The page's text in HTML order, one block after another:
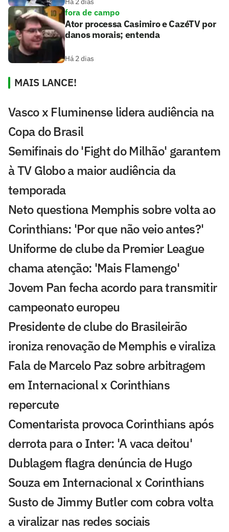
fora de campo
Ator processa Casimiro e CazéTV por
danos morais; entenda
Há 2 dias
MAIS LANCE!
Vasco x Fluminense lidera audiência na
Copa do Brasil
Semifinais do 'Fight do Milhão' garantem
à TV Globo a maior audiência da
temporada
Neto questiona Memphis sobre volta ao
Corinthians: 'Por que não veio antes?'
Uniforme de clube da Premier League
chama atenção: 'Mais Flamengo'
Jovem Pan fecha acordo para transmitir
campeonato europeu
Presidente de clube do Brasileirão
ironiza renovação de Memphis e viraliza
Fala de Marcelo Paz sobre arbitragem
em Internacional x Corinthians
repercute
Comentarista provoca Corinthians após
derrota para o Inter: 'A vaca deitou'
Dublagem flagra denúncia de Hugo
Souza em Internacional x Corinthians
Susto de Jimmy Butler com cobra volta
a viralizar nas redes sociais